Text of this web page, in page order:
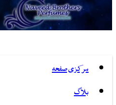
مرکزی صفحہ
بلاگ